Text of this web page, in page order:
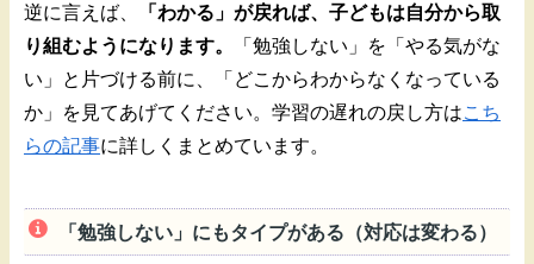
逆に言えば、
「わかる」が戻れば、子どもは自分から取
り組むようになります。
「勉強しない」を「やる気がな
い」と片づける前に、「どこからわからなくなっている
か」を見てあげてください。学習の遅れの戻し方はこち
らの記事に詳しくまとめています。
「勉強しない」にもタイプがある（対応は変わる）